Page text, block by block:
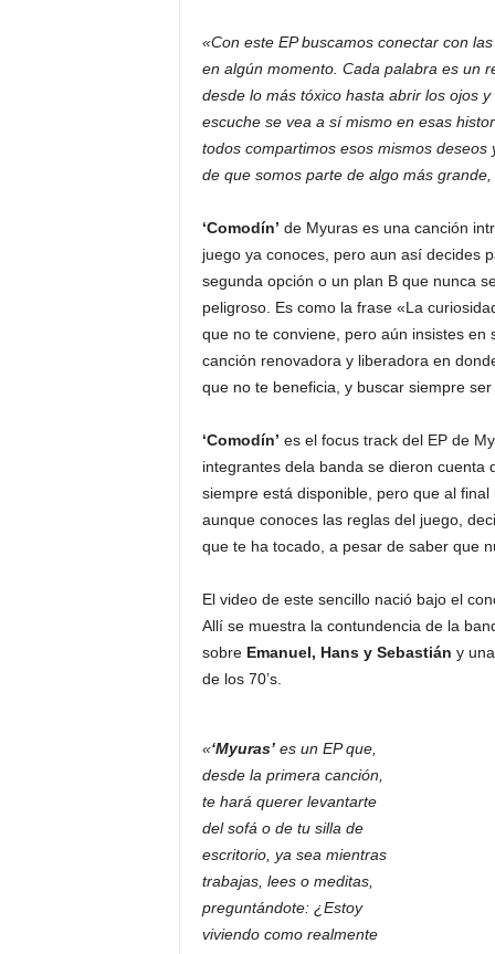
«Con este EP buscamos conectar con
en algún momento. Cada palabra es un
desde lo más tóxico hasta abrir los ojos
escuche se vea a sí mismo en esas
todos compartimos esos mismos
de que somos parte de algo más
‘Comodín’ de Myuras es una canción
juego ya conoces, pero aun así decides
segunda opción o un plan B que nunca
peligroso. Es como la frase «La
que no te conviene, pero aún insistes en
canción renovadora y liberadora en
que no te beneficia, y buscar siempre ser
‘Comodín’ es el focus track del EP de
integrantes dela banda se dieron cuenta
siempre está disponible, pero que al
aunque conoces las reglas del juego,
que te ha tocado, a pesar de saber que
El video de este sencillo nació bajo el
Allí se muestra la contundencia de la
sobre Emanuel, Hans y Sebastián y
de los 70’s.
«‘Myuras’ es un EP que,
desde la primera canción,
te hará querer levantarte
del sofá o de tu silla de
escritorio, ya sea mientras
trabajas, lees o meditas,
preguntándote: ¿Estoy
viviendo como realmente